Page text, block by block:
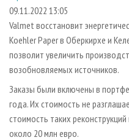
СУШКА ДРЕВЕСИНЫ
ПРОИЗВОДСТВО
ДЕРЕВЯННОЕ
ПРОИЗВОДСТВО МЕБЕЛИ
БИОЭНЕРГЕТИКА
ЦБП
ИНСТРУМЕНТ И
ПЕРСОНЫ
МОБИЛЬНЫЕ ВЫСТАВКИ
ОФИЦИАЛЬНЫЕ ДЕЛЕГАЦИИ
ПРИОРИТЕТНЫЕ
RUSSIAN FORESTRY
ГАЗЕТА ЛЕСПРОМФОРУМ
БИБЛИОТЕКА
КОНТАКТЫ
РЕКЛАМА
РЕКЛАМА НА САЙТЕ
09.11.2022 13:05
Valmet восстановит
Koehler Paper в Оберкирхе и
позволит увеличить
возобновляемых источников.
Заказы были включены в
года. Их стоимость не
стоимость таких
около 20 млн евро.